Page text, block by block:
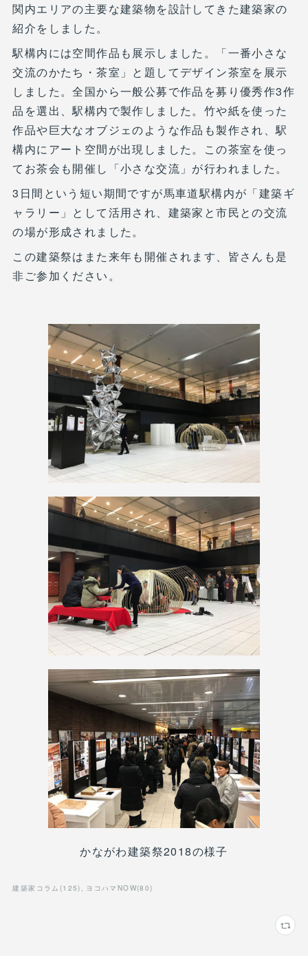
関内エリアの主要な建築物を設計してきた建築家の
紹介をしました。
駅構内には空間作品も展示しました。「一番小さな
交流のかたち・茶室」と題してデザイン茶室を展示
しました。全国から一般公募で作品を募り優秀作3作
品を選出、駅構内で製作しました。竹や紙を使った
作品や巨大なオブジェのような作品も製作され、駅
構内にアート空間が出現しました。この茶室を使っ
てお茶会も開催し「小さな交流」が行われました。
3日間という短い期間ですが馬車道駅構内が「建築ギ
ャラリー」として活用され、建築家と市民との交流
の場が形成されました。
この建築祭はまた来年も開催されます、皆さんも是
非ご参加ください。
かながわ建築祭2018の様子
建築家コラム (125) ヨコハマNOW(80)